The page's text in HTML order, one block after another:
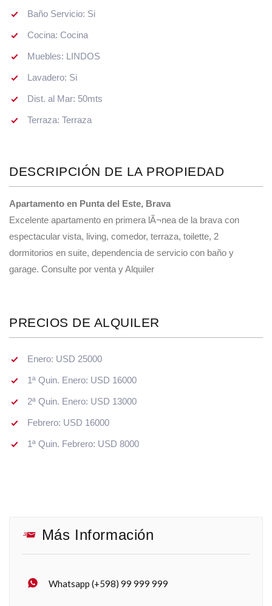
Baño Servicio: Si
Cocina: Cocina
Muebles: LINDOS
Lavadero: Si
Dist. al Mar: 50mts
Terraza: Terraza
DESCRIPCIÓN DE LA PROPIEDAD
Apartamento en Punta del Este, Brava
Excelente apartamento en primera lÃ¬nea de la brava con
espectacular vista, living, comedor, terraza, toilette, 2
dormitorios en suite, dependencia de servicio con baño y
garage. Consulte por venta y Alquiler
PRECIOS DE ALQUILER
Enero: USD 25000
1ª Quin. Enero: USD 16000
2ª Quin. Enero: USD 13000
Febrero: USD 16000
1ª Quin. Febrero: USD 8000
Más Información
Whatsapp (+598) 99 999 999